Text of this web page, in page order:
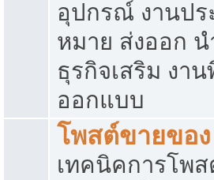
อุปกรณ์ งานป
หมาย ส่งออก น
ธุรกิจเสริม งา
ออกแบบ
โพสต์ขายของ
เทคนิคการโพ